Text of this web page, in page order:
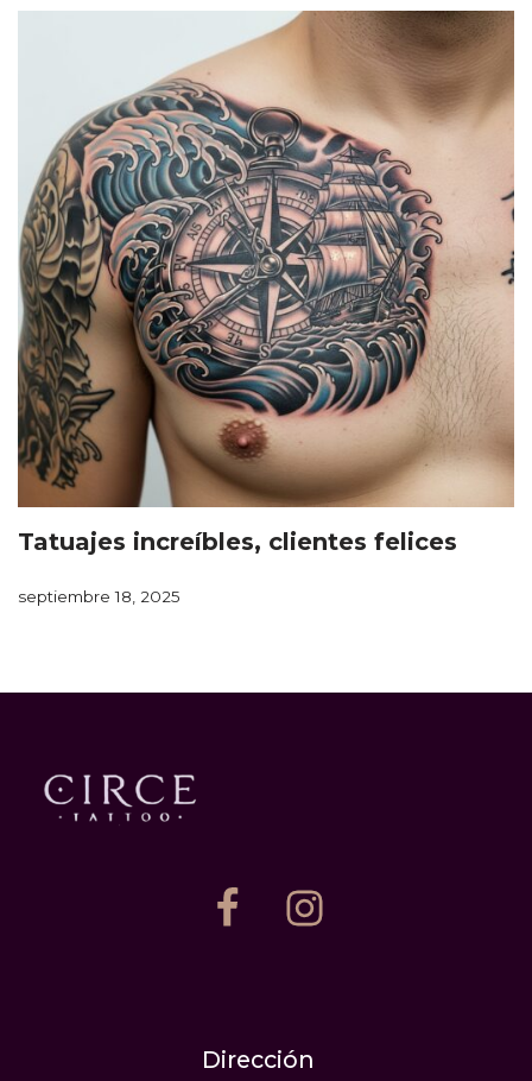
Tatuajes increíbles, clientes felices
septiembre 18, 2025
Dirección